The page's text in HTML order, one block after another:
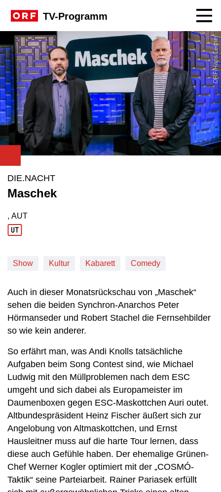
TV-Programm
ORF/Hans Leitner
DIE.NACHT
Maschek
Produktionsland: AUT
, AUT
Show Kultur Kabarett Comedy
Auch in dieser Monatsrückschau von „Maschek“
sehen die beiden Synchron-Anarchos Peter
Hörmanseder und Robert Stachel die Fernsehbilder
so wie kein anderer.
So erfährt man, was Andi Knolls tatsächliche
Aufgaben beim Song Contest sind, wie Michael
Ludwig mit den Müllproblemen nach dem ESC
umgeht und sich dabei als Europameister im
Daumenboxen gegen ESC-Maskottchen Auri outet.
Altbundespräsident Heinz Fischer äußert sich zur
Angelobung von Altmaskottchen, und Ernst
Hausleitner muss auf die harte Tour lernen, dass
diese auch Gefühle haben. Der ehemalige Grünen-
Chef Werner Kogler optimiert mit der „COSMÓ-
Taktik“ seine Parteiarbeit. Rainer Pariasek erfüllt